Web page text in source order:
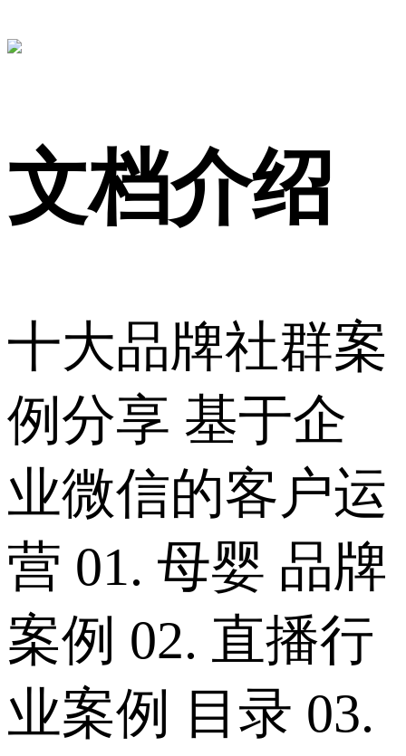
文档介绍
十大品牌社群案
例分享 基于企
业微信的客户运
营 01. 母婴 品牌
案例 02. 直播行
业案例 目录 03.